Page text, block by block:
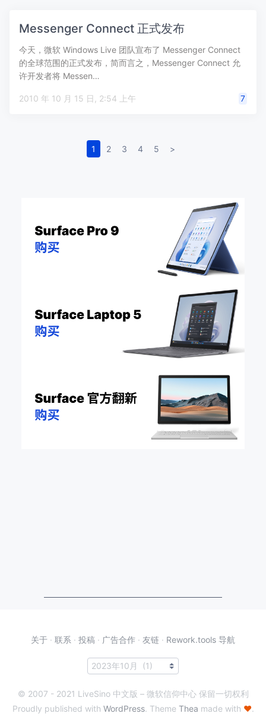
Messenger Connect 正式发布
今天，微软 Windows Live 团队宣布了 Messenger Connect
的全球范围的正式发布，简而言之，Messenger Connect 允
许开发者将 Messen…
2010 年 10 月 15 日, 2:54 上午 7
1 2 3 4 5 >
关于 · 联系 · 投稿 · 广告合作 · 友链 · Rework.tools 导航
© 2007 - 2021 LiveSino 中文版 – 微软信仰中心 保留一切权利
Proudly published with WordPress. Theme Thea made with ♥.